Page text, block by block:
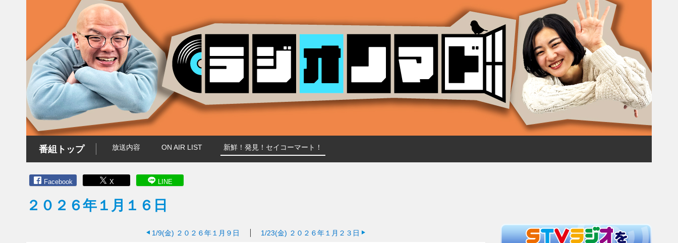
番組トップ 放送内容 ON AIR LIST 新鮮！発見！セイコーマート！
Facebook X LINE
２０２６年１月１６日
1/9(金) ２０２６年１月９日 1/23(金) ２０２６年１月２３日